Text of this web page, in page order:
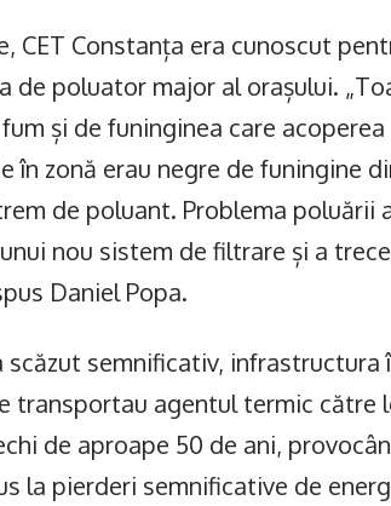
CET Constanța era cunoscut
de poluator major al orașului.
și de funinginea care
în zonă erau negre de funingine
de poluant. Problema poluării
nou sistem de filtrare și a
Daniel Popa.
scăzut semnificativ,
transportau agentul termic către
de aproape 50 de ani,
la pierderi semnificative de